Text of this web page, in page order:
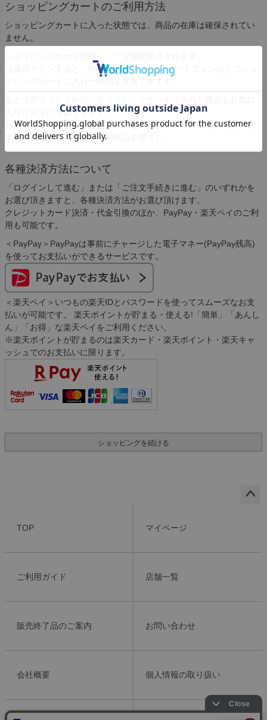
ショッピングカートのご利用方法
ショッピングカートに入った状態では、商品の在庫は確保されてい
ません。
会員ログインすると、PC・タブレット・スマートフォンなどでショ
入りリストに登録できます。
お気に入りリストから直接ショッピングカートに入れられます（在
庫切れ・販売終了商品、一部商品を除く）。
各種決済方法について
「ログインして進む」または「ご注文手続きに進む」のいずれかを
お選び頂きますと、各種決済方法がお選び頂けます。
クレジットカード決済・代金引換のほか、PayPay・楽天ペイのご利
用も可能です。
＜PayPay＞PayPayは事前にチャージした電子マネー(PayPay残高)
を使ってお支払いができるサービスです。
＜楽天ペイ＞いつもの楽天IDとパスワードを使ってスムーズなお支
払いが可能です。 楽天ポイントが貯まる・使える!「簡単」「あんし
ん」「お得」な楽天ペイをご利用ください。
※楽天ポイントが貯まるのは楽天カード・楽天ポイント・楽天キャ
ッシュでのお支払いに限ります。
ショッピングを続ける
TOP マイページ
ご利用ガイド 店舗一覧
販売終了品のご案内 お問い合わせ
会社概要 個人情報の取り扱い